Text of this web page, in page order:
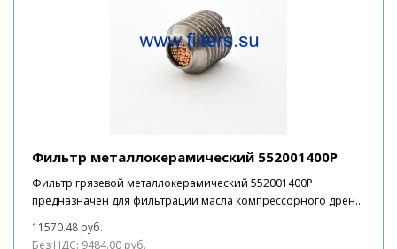
Фильтр металлокерамический 552001400P
Фильтр грязевой металлокерамический 552001400P
предназначен для фильтрации масла компрессорного дрен..
11570.48 руб.
Без НДС: 9484.00 руб.